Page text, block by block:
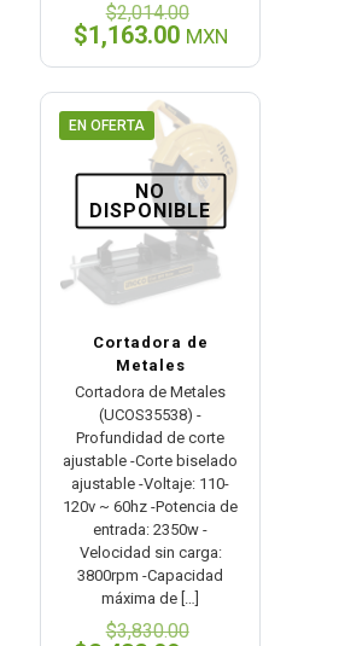
$2,014.00
precio
original
$2,014.00.
$1,163.00El
es:
$1,163.00.
MXN
EN OFERTA
NO
DISPONIBLE
Cortadora de
Metales
Cortadora de Metales
(UCOS35538) -
Profundidad de corte
ajustable -Corte biselado
ajustable -Voltaje: 110-
120v ~ 60hz -Potencia de
entrada: 2350w -
Velocidad sin carga:
3800rpm -Capacidad
máxima de […]
$3,830.00